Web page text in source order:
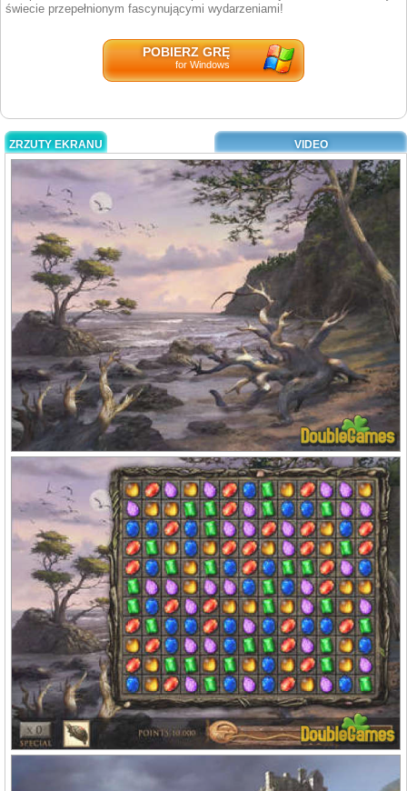
świecie przepełnionym fascynującymi wydarzeniami!
POBIERZ GRĘ
for Windows
ZRZUTY EKRANU VIDEO